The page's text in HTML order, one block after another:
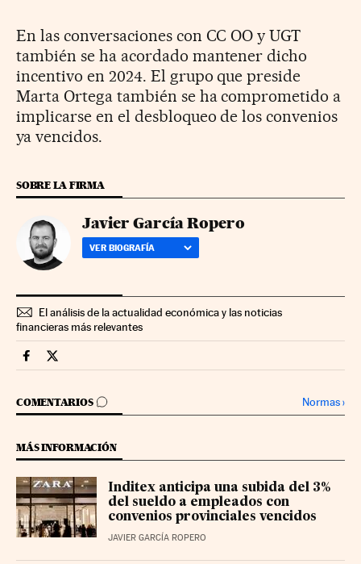
En las conversaciones con CC OO y UGT
también se ha acordado mantener dicho
incentivo en 2024. El grupo que preside
Marta Ortega también se ha comprometido a
implicarse en el desbloqueo de los convenios
ya vencidos.
SOBRE LA FIRMA
Javier García Ropero
VER BIOGRAFÍA
El análisis de la actualidad económica y las noticias
financieras más relevantes
Companias Cinco Días en Facebook
Companias Cinco Días en Twitter
COMENTARIOS
IR A LOS COMENTARIOS Normas›
MÁS INFORMACIÓN
Inditex anticipa una subida del 3%
del sueldo a empleados con
convenios provinciales vencidos
JAVIER GARCÍA ROPERO